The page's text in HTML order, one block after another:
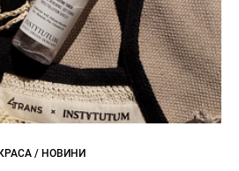
/ НОВИНИ